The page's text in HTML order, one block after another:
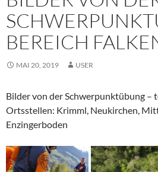
BEREICH
MAI 20, 2019 USER
Bilder von der Schwerpunktübung –
Ortsstellen: Krimml, Neukirchen,
Enzingerboden